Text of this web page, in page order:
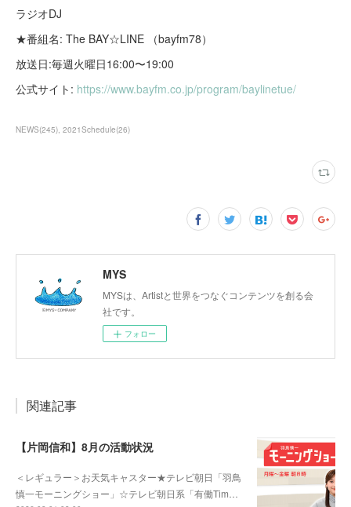
ラジオDJ
★番組名: The BAY☆LINE （bayfm78）
放送日:毎週火曜日16:00〜19:00
公式サイト: https://www.bayfm.co.jp/program/baylinetue/
NEWS(245) 2021Schedule(26)
MYS
MYSは、Artistと世界をつなぐコンテンツを創る会
社です。
フォロー
関連記事
【片岡信和】8月の活動状況
＜レギュラー＞お天気キャスター★テレビ朝日「羽鳥
慎一モーニングショー」☆テレビ朝日系「有働Tim…